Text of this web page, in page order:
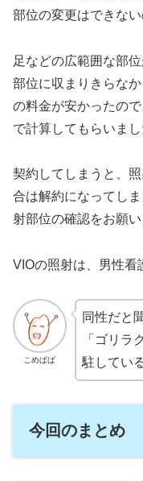
部位の変更はできな
足などの広範囲な部
部位に収まりきらな
の料金が安かったの
で計算してもらいまし
契約してしまうと、
合は解約になってし
射部位の確認をお願い
VIOの照射は、男性看
こめぱぱ
同性だと
「ゴリラ
駐してい
今回のまとめ